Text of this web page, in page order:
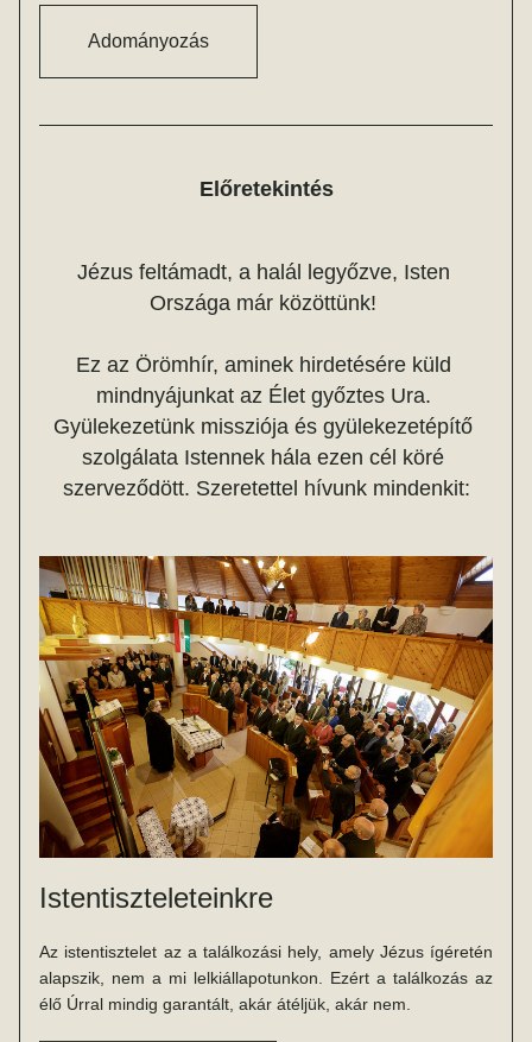
Adományozás
Előretekintés
Jézus feltámadt, a halál legyőzve, Isten
Országa már közöttünk!
Ez az Örömhír, aminek hirdetésére küld
mindnyájunkat az Élet győztes Ura.
Gyülekezetünk missziója és gyülekezetépítő
szolgálata Istennek hála ezen cél köré
szerveződött. Szeretettel hívunk mindenkit:
Istentiszteleteinkre
Az istentisztelet az a találkozási hely, amely Jézus ígéretén
alapszik, nem a mi lelkiállapotunkon. Ezért a találkozás az
élő Úrral mindig garantált, akár átéljük, akár nem.